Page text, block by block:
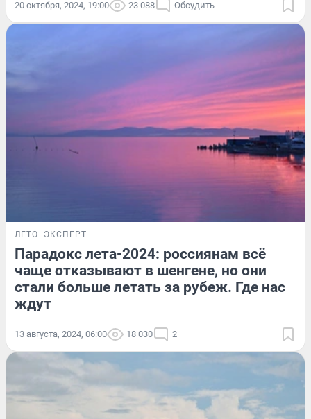
20 октября, 2024, 19:00 23 088 Обсудить
ЛЕТО ЭКСПЕРТ
Парадокс лета-2024: россиянам всё
чаще отказывают в шенгене, но они
стали больше летать за рубеж. Где нас
ждут
13 августа, 2024, 06:00 18 030 2